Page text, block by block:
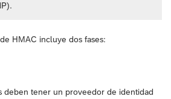
HMAC incluye dos fases:
deben tener un proveedor de identidad